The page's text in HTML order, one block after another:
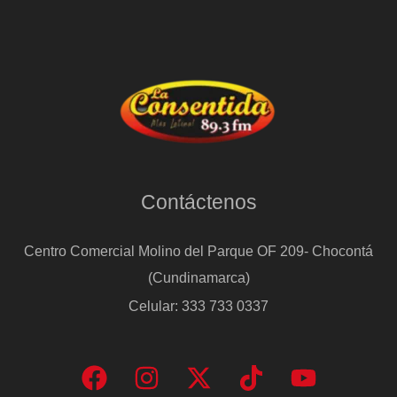
Contáctenos
Centro Comercial Molino del Parque OF 209- Chocontá
(Cundinamarca)
Celular: 333 733 0337